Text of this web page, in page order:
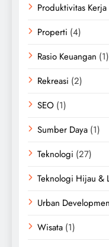
Produktivitas Kerja
Properti (4)
Rasio Keuangan (1)
Rekreasi (2)
SEO (1)
Sumber Daya (1)
Teknologi (27)
Teknologi Hijau &
Urban
Wisata (1)